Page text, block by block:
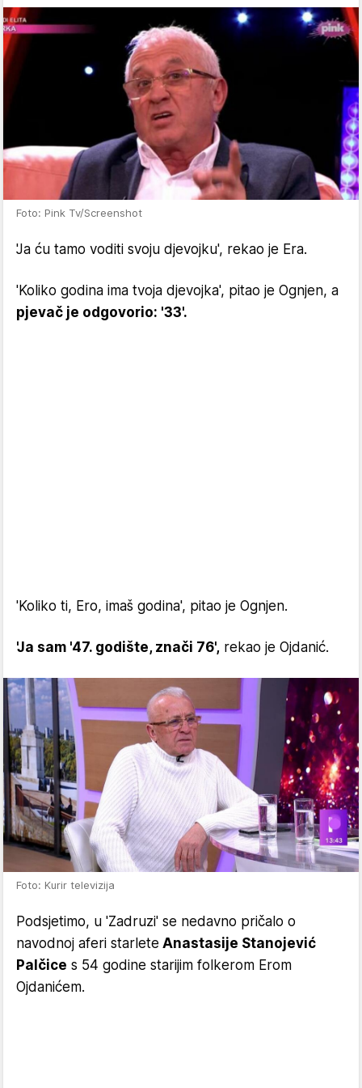
Foto: Pink Tv/Screenshot
'Ja ću tamo voditi svoju djevojku', rekao je Era.
'Koliko godina ima tvoja djevojka', pitao je Ognjen, a
pjevač je odgovorio: '33'.
'Koliko ti, Ero, imaš godina', pitao je Ognjen.
'Ja sam '47. godište, znači 76', rekao je Ojdanić.
Foto: Kurir televizija
Podsjetimo, u 'Zadruzi' se nedavno pričalo o
navodnoj aferi starlete Anastasije Stanojević
Palčice s 54 godine starijim folkerom Erom
Ojdanićem.